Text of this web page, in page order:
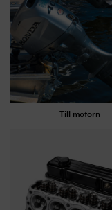
Till motorn